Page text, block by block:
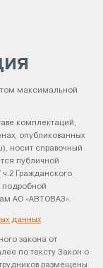
максимальной
комплектаций,
опубликованных
носит справочный
публичной
Гражданского
подробной
АО «АВТОВАЗ».
данных
закона от
по тексту Закон о
размещены